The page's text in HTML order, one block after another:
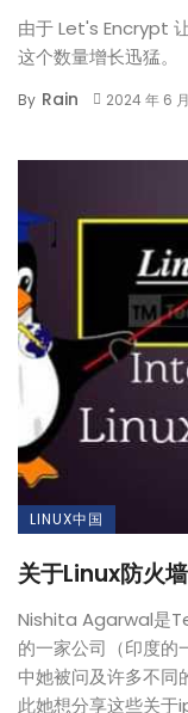
由于 Let's Encrypt
这个数量增长迅猛。
By Rain 2024 年 6
LINUX中国
关于Linux防火
Nishita Agarwal是
的一家公司（印度的
中她被问及许多不
此她想分享这些关